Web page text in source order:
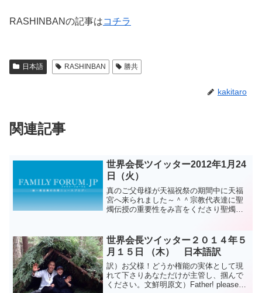
RASHINBANの記事はコチラ
日本語 RASHINBAN 勝共
kakitaro
関連記事
世界会長ツイッター2012年1月24
日（火）
真のご父母様が天福祝祭の期間中に天福
宮へ来られました～＾＾宗教代表達に聖
燭伝授の重要性をみ言をくださり聖燭を
世界会長ツイッター２０１４年５
月１５日 （木） 日本語訳
訳）お父様！どうか権能の実体として現
れて下さりあなただけが主管し、掴んで
ください。文鮮明原文）Father! please